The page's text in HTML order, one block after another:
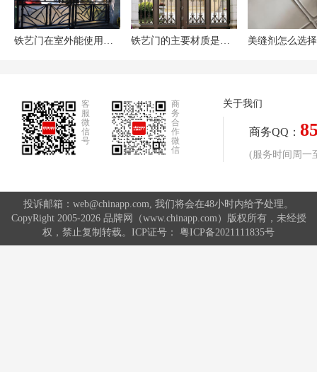
铁艺门在室外能使用多久?铁艺门多少钱一平米 铁艺门的主要材质是什么?铁艺门该怎么保养
客
服
微
信
号
商
务
合
作
微
信
关于我们
商务QQ：
(服务时间周一
投诉邮箱：web@chinapp.com, 我们将会在48小时内给予处理。
CopyRight 2005-2026 品牌网（www.chinapp.com）版权所有，未经授
权，禁止复制转载。ICP证号： 粤ICP备2021111835号